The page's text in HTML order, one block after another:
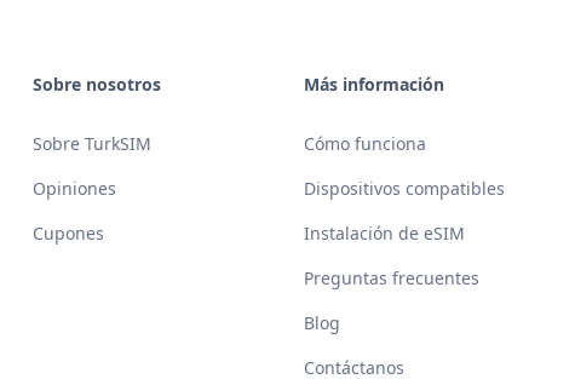
Sobre nosotros
Sobre TurkSIM
Opiniones
Cupones
Más información
Cómo funciona
Dispositivos compatibles
Instalación de eSIM
Preguntas frecuentes
Blog
Contáctanos